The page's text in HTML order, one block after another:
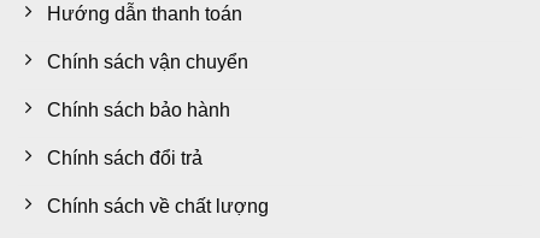
Hướng dẫn thanh toán
Chính sách vận chuyển
Chính sách bảo hành
Chính sách đổi trả
Chính sách về chất lượng